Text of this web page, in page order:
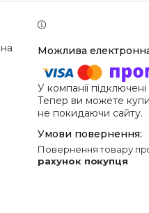
У компанії
Тепер ви можете
не покидаючи сайту.
повернення товару
рахунок покупця